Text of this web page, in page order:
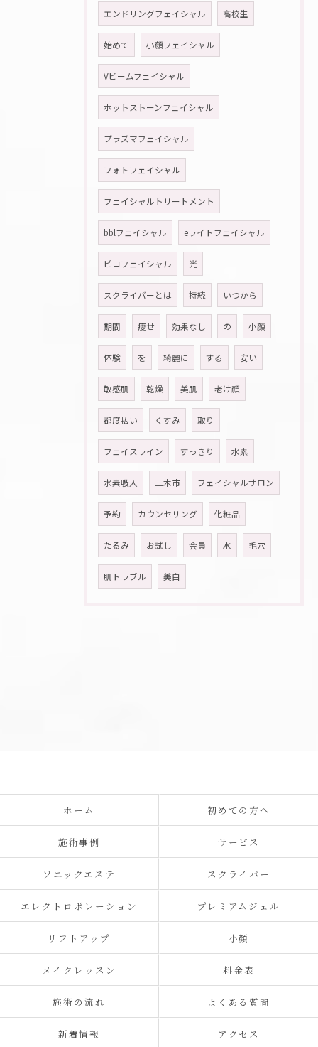
エンドリングフェイシャル 高校生
始めて 小顔フェイシャル
Vビームフェイシャル
ホットストーンフェイシャル
プラズマフェイシャル
フォトフェイシャル
フェイシャルトリートメント
bblフェイシャル eライトフェイシャル
ピコフェイシャル 光
スクライバーとは 持続 いつから
期間 痩せ 効果なし の 小顔
体験 を 綺麗に する 安い
敏感肌 乾燥 美肌 老け顔
都度払い くすみ 取り
フェイスライン すっきり 水素
水素吸入 三木市 フェイシャルサロン
予約 カウンセリング 化粧品
たるみ お試し 会員 水 毛穴
肌トラブル 美白
ホーム 初めての方へ
施術事例 サービス
ソニックエステ スクライバー
エレクトロポレーション プレミアムジェル
リフトアップ 小顔
メイクレッスン 料金表
施術の流れ よくある質問
新着情報 アクセス